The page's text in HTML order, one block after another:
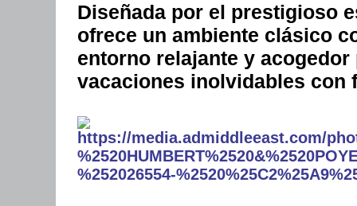
Diseñada por el prestigioso
ofrece un ambiente clásico
entorno relajante y
vacaciones inolvidables con